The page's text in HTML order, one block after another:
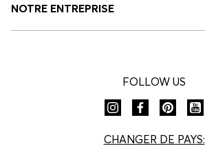
NOTRE ENTREPRISE
FOLLOW US
CHANGER DE PAYS: